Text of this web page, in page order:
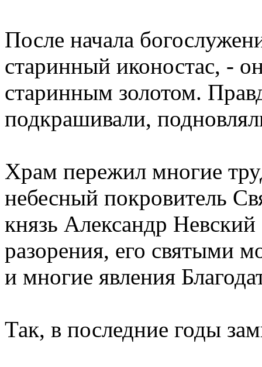
После начала
старинный иконостас, -
старинным золотом.
подкрашивали,
Храм пережил многие
небесный покровитель
князь Александр
разорения, его святыми
и многие явления
Так, в последние годы